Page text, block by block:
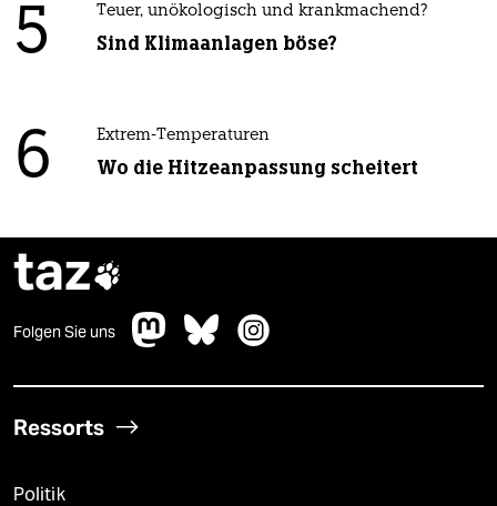
5 Teuer, unökologisch und krankmachend?
Sind Klimaanlagen böse?
6 Extrem-Temperaturen
Wo die Hitzeanpassung scheitert
taz
Folgen Sie uns
Ressorts
Politik